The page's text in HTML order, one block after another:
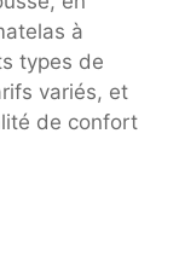
à
types de
variés, et
de confort